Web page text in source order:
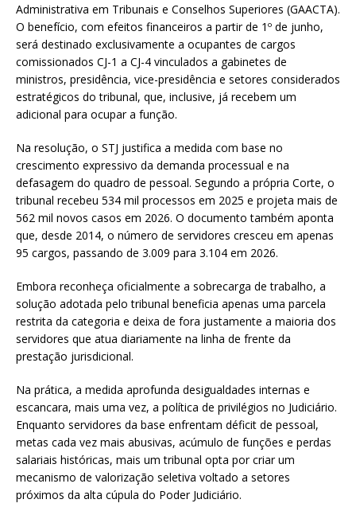
Administrativa em Tribunais e Conselhos Superiores (GAACTA).
O benefício, com efeitos financeiros a partir de 1º de junho,
será destinado exclusivamente a ocupantes de cargos
comissionados CJ-1 a CJ-4 vinculados a gabinetes de
ministros, presidência, vice-presidência e setores considerados
estratégicos do tribunal, que, inclusive, já recebem um
adicional para ocupar a função.
Na resolução, o STJ justifica a medida com base no
crescimento expressivo da demanda processual e na
defasagem do quadro de pessoal. Segundo a própria Corte, o
tribunal recebeu 534 mil processos em 2025 e projeta mais de
562 mil novos casos em 2026. O documento também aponta
que, desde 2014, o número de servidores cresceu em apenas
95 cargos, passando de 3.009 para 3.104 em 2026.
Embora reconheça oficialmente a sobrecarga de trabalho, a
solução adotada pelo tribunal beneficia apenas uma parcela
restrita da categoria e deixa de fora justamente a maioria dos
servidores que atua diariamente na linha de frente da
prestação jurisdicional.
Na prática, a medida aprofunda desigualdades internas e
escancara, mais uma vez, a política de privilégios no Judiciário.
Enquanto servidores da base enfrentam déficit de pessoal,
metas cada vez mais abusivas, acúmulo de funções e perdas
salariais históricas, mais um tribunal opta por criar um
mecanismo de valorização seletiva voltado a setores
próximos da alta cúpula do Poder Judiciário.